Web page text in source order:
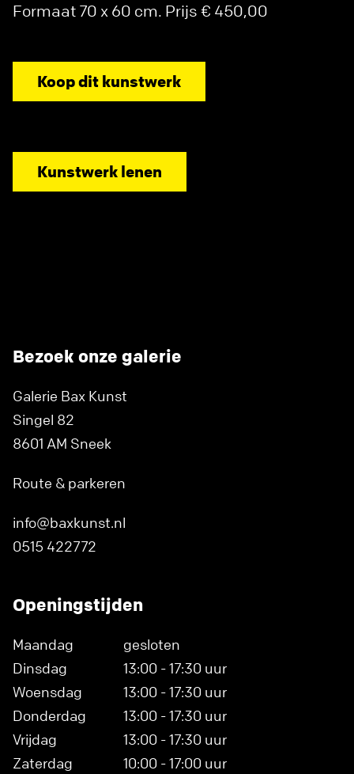
Formaat 70 x 60 cm. Prijs € 450,00
Koop dit kunstwerk
Kunstwerk lenen
Bezoek onze galerie
Galerie Bax Kunst
Singel 82
8601 AM Sneek
Route & parkeren
info@baxkunst.nl
0515 422772
Openingstijden
Maandag
gesloten
Dinsdag
13:00 - 17:30 uur
Woensdag
13:00 - 17:30 uur
Donderdag
13:00 - 17:30 uur
Vrijdag
13:00 - 17:30 uur
Zaterdag
10:00 - 17:00 uur